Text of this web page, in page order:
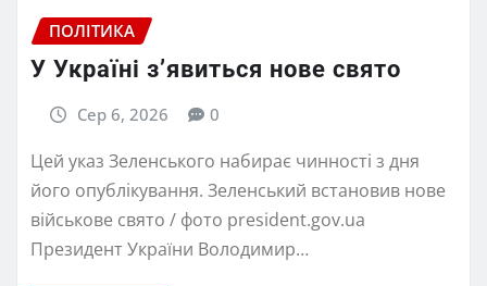
ПОЛІТИКА
У Україні з’явиться нове свято
Сер 6, 2026 0
Цей указ Зеленського набирає чинності з дня
його опублікування. Зеленський встановив нове
військове свято / фото president.gov.ua
Президент України Володимир…